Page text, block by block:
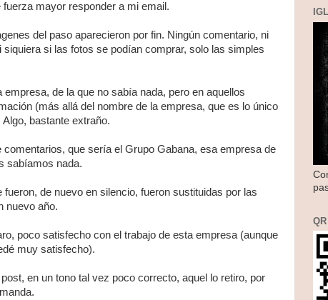
mayor responder a mi email.
del paso aparecieron por fin. Ningún comentario, ni
si las fotos se podían comprar, solo las simples
empresa, de la que no sabía nada, pero en aquellos
(más allá del nombre de la empresa, que es lo único
bastante extraño.
comentarios, que sería el Grupo Gabana, esa empresa de
sabíamos nada.
de nuevo en silencio, fueron sustituidas por las
nuevo año.
poco satisfecho con el trabajo de esta empresa (aunque
muy satisfecho).
en un tono tal vez poco correcto, aquel lo retiro, por